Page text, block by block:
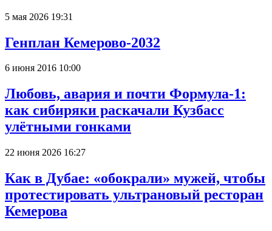
5 мая 2026 19:31
Генплан Кемерово-2032
6 июня 2016 10:00
Любовь, авария и почти Формула-1:
как сибиряки раскачали Кузбасс
улётными гонками
22 июня 2026 16:27
Как в Дубае: «обокрали» мужей, чтобы
протестировать ультрановый ресторан
Кемерова